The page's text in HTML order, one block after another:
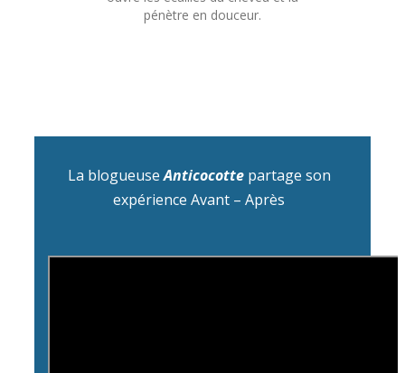
pénètre en douceur.
La blogueuseAnticocotte partage son
expérience Avant – Après